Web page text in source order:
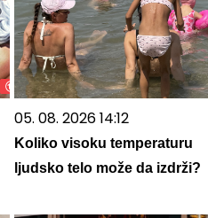
05. 08. 2026 14:12
Koliko visoku temperaturu
ljudsko telo može da izdrži?